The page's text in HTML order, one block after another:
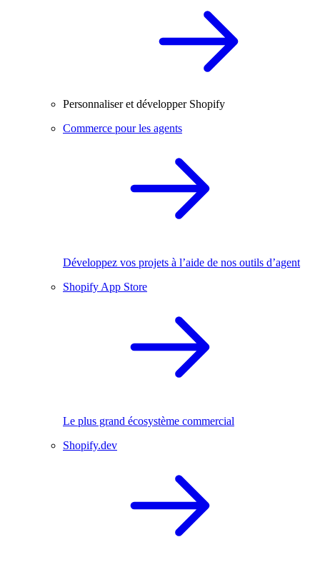
Personnaliser et développer Shopify
Commerce pour les agents
Développez vos projets à l’aide de nos outils d’agent
Shopify App Store
Le plus grand écosystème commercial
Shopify.dev